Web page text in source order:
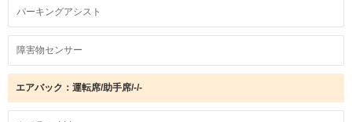
パーキングアシスト
障害物センサー
エアバック：運転席/助手席/-/-